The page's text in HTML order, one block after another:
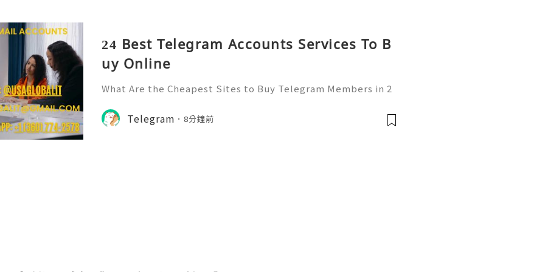
24 Best Telegram Accounts Services To B
uy Online
What Are the Cheapest Sites to Buy Telegram Members in 2
✅✅✅✅✅✅✅✅✅✅✅✅✅✅✅✅✅✅✅ 🎁🎁➤ WhatsApp: +1 (360) 7
74-2578 🎁🎁➤ Telegram: @usaglobalit 🎁🎁➤ Email: usaglob
Telegram 8分鐘前